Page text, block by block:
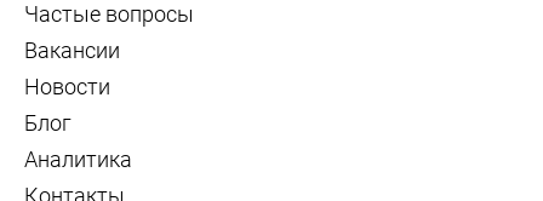
Частые вопросы
Вакансии
Новости
Блог
Аналитика